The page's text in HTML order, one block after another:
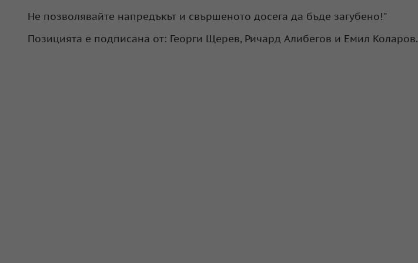
Не позволявайте напредъкът и свършеното досега да бъде загубено!"
Позицията е подписана от: Георги Щерев, Ричард Алибегов и Емил Коларов.